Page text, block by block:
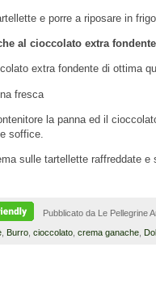
e porre a riposare in frigo
al cioccolato extra
extra fondente di ottima
fresca
la panna ed il
soffice.
sulle tartellette raffreddate
Pubblicato da Le Pellegrine
Burro cioccolato crema ganache